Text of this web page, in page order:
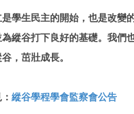
學生民主的開始，也是改變
縱谷打下良好的基礎。我們
，茁壯成長。
縱谷學程學會監察會公告